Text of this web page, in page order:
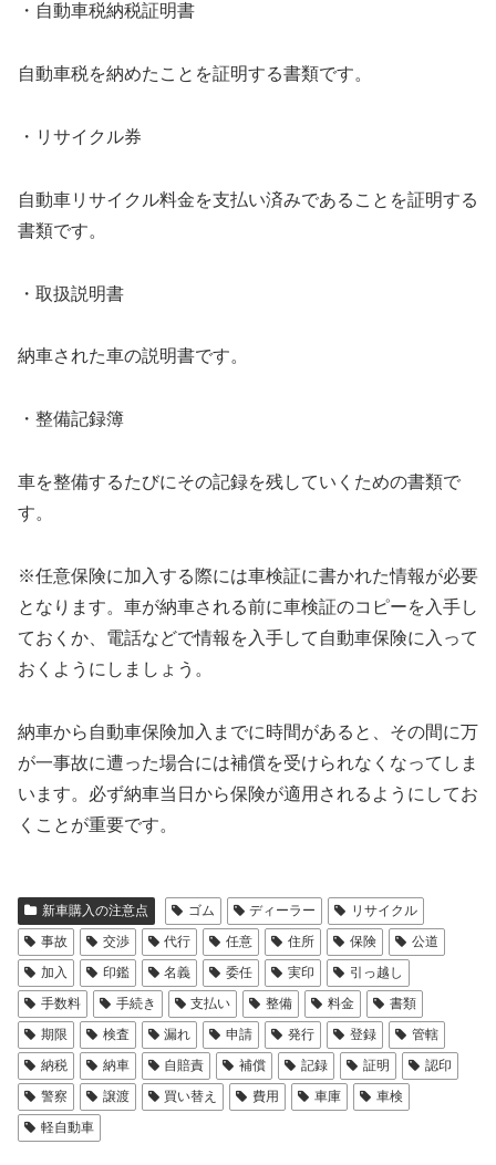
・自動車税納税証明書
自動車税を納めたことを証明する書類です。
・リサイクル券
自動車リサイクル料金を支払い済みであることを証明する
書類です。
・取扱説明書
納車された車の説明書です。
・整備記録簿
車を整備するたびにその記録を残していくための書類で
す。
※任意保険に加入する際には車検証に書かれた情報が必要
となります。車が納車される前に車検証のコピーを入手し
ておくか、電話などで情報を入手して自動車保険に入って
おくようにしましょう。
納車から自動車保険加入までに時間があると、その間に万
が一事故に遭った場合には補償を受けられなくなってしま
います。必ず納車当日から保険が適用されるようにしてお
くことが重要です。
新車購入の注意点 ゴム ディーラー
リサイクル
事故
交渉 代行 任意 住所 保険
公道
加入
印鑑 名義 委任 実印
引っ越し
手数料
手続き 支払い 整備 料金
書類
期限
検査 漏れ 申請 発行 登録
管轄
納税
納車 自賠責 補償 記録 証明
認印
警察
譲渡 買い替え 費用 車庫
車検
軽自動車